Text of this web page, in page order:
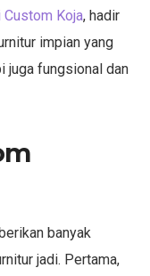
Koja, hadir
impian yang
juga fungsional dan
banyak
jadi. Pertama,